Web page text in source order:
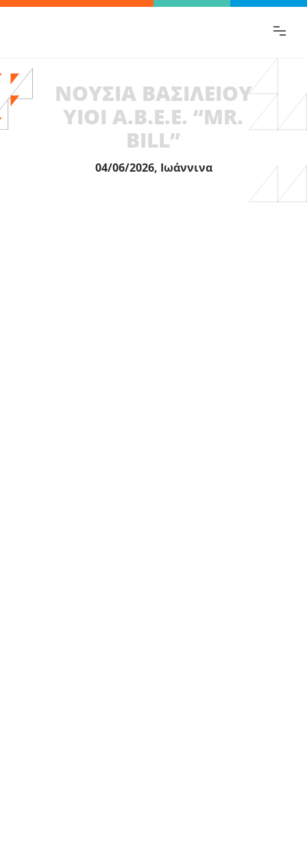
ΝΟΥΣΙΑ ΒΑΣΙΛΕΙΟΥ
ΥΙΟΙ Α.Β.Ε.Ε. “MR.
BILL”
04/06/2026, Ιωάννινα
Βρες γρήγορα την πληροφορία που